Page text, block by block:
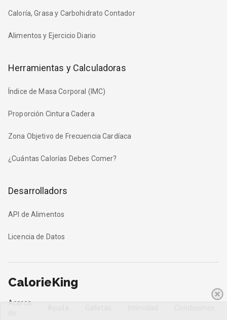
Caloría, Grasa y Carbohidrato Contador
Alimentos y Ejercicio Diario
Herramientas y Calculadoras
Índice de Masa Corporal (IMC)
Proporción Cintura Cadera
Zona Objetivo de Frecuencia Cardíaca
¿Cuántas Calorías Debes Comer?
Desarrolladors
API de Alimentos
Licencia de Datos
CalorieKing
Acerca